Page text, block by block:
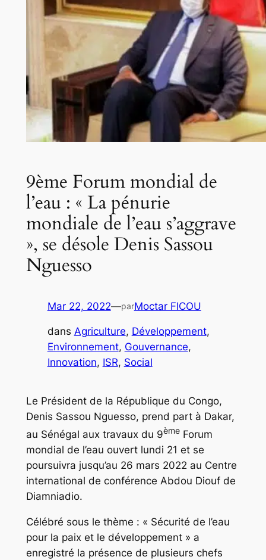
9ème Forum mondial de
l’eau : « La pénurie
mondiale de l’eau s’aggrave
», se désole Denis Sassou
Nguesso
Mar 22, 2022—parMoctar FICOU
dans Agriculture, Développement
Environnement, Gouvernance
Innovation, ISR, Social
Le Président de la République du Congo,
Denis Sassou Nguesso, prend part à Dakar,
au Sénégal aux travaux du 9èmeForum
mondial de l’eau ouvert lundi 21 et se
poursuivra jusqu’au 26 mars 2022 au Centre
international de conférence Abdou Diouf de
Diamniadio.
Célébré sous le thème : « Sécurité de l’eau
pour la paix et le développement » a
enregistré la présence de plusieurs chefs